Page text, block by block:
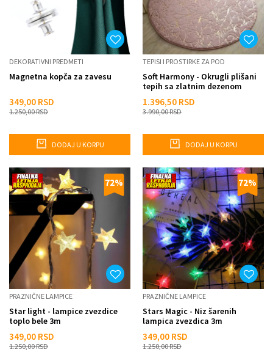
DEKORATIVNI PREDMETI
Magnetna kopča za zavesu
349,00 RSD
1.250,00RSD
DODAJ U KORPU
TEPISI I PROSTIRKE ZA POD
Soft Harmony - Okrugli plišani
tepih sa zlatnim dezenom
1.396,50 RSD
3.990,00RSD
DODAJ U KORPU
72%
PRAZNIČNE LAMPICE
Star light - lampice zvezdice
toplo bele 3m
349,00 RSD
1.250,00RSD
72%
PRAZNIČNE LAMPICE
Stars Magic - Niz šarenih
lampica zvezdica 3m
349,00 RSD
1.250,00RSD